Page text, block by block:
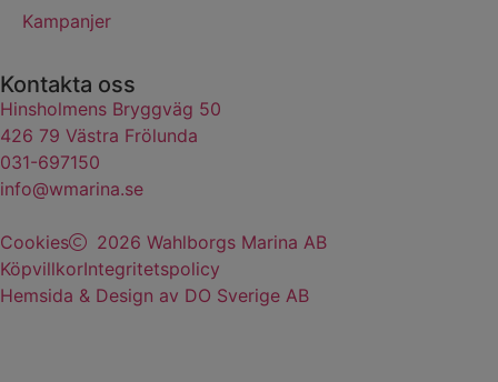
Kampanjer
Kontakta oss
Hinsholmens Bryggväg 50
426 79 Västra Frölunda
031-697150
info@wmarina.se
Cookies
2026 Wahlborgs Marina AB
KöpvillkorIntegritetspolicy
Hemsida & Design av DO Sverige AB